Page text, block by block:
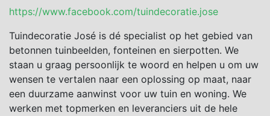
https://www.facebook.com/tuindecoratie.jose
Tuindecoratie José is dé specialist op het gebied van
betonnen tuinbeelden, fonteinen en sierpotten. We
staan u graag persoonlijk te woord en helpen u om uw
wensen te vertalen naar een oplossing op maat, naar
een duurzame aanwinst voor uw tuin en woning. We
werken met topmerken en leveranciers uit de hele